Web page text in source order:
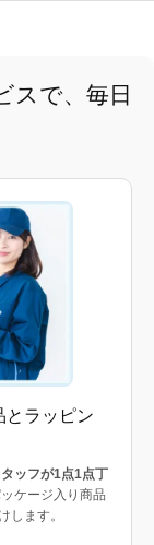
スで、毎日
とラッピン
ッフが1点1点丁
ケージ入り商品
します。